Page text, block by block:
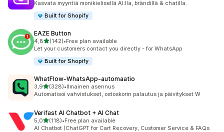
Kasvata myyntiä monikielisellä AI:lla, brändillä & chatilla.
Built for Shopify
EAZE Button
4,8/ 5 tähteä
(142)
142 arvostelua yhteensä
•Free plan available
Let your customers contact you directly - for WhatsApp
Built for Shopify
WhatFlow‑WhatsApp‑automaatio
3,9/ 5 tähteä
(328)
328 arvostelua yhteensä
•Ilmainen asennus
Automatisoi vahvistukset, ostoskorin palautus ja päivitykset W
Verifast AI Chatbot + AI Chat
5,0/ 5 tähteä
(118)
118 arvostelua yhteensä
•Free plan available
AI Chatbot (ChatGPT for Cart Recovery, Customer Service & FAQs